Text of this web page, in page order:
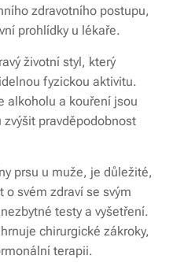
zdravotního postupu,
prohlídky u lékaře.
životní styl, který
fyzickou aktivitu.
alkoholu a kouření jsou
pravděpodobnost
prsu u muže, je důležité,
svém zdraví se svým
testy a vyšetření.
chirurgické zákroky,
terapii.